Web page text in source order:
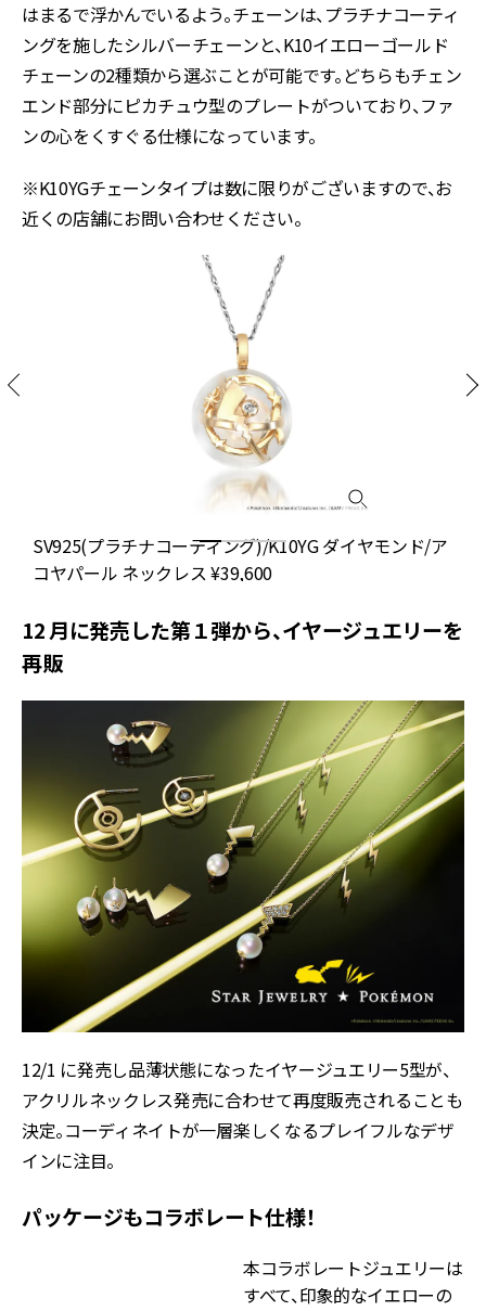
はまるで浮かんでいるよう。チェーンは、プラチナコーティ
ングを施したシルバーチェーンと、K10イエローゴールド
チェーンの2種類から選ぶことが可能です。どちらもチェン
エンド部分にピカチュウ型のプレートがついており、ファ
ンの心をくすぐる仕様になっています。
※K10YGチェーンタイプは数に限りがございますので、お
近くの店舗にお問い合わせください。
SV925(プラチナコーティング)/K10YG ダイヤモンド/ア
コヤパール ネックレス ¥39,600
12 月に発売した第１弾から、イヤージュエリーを
再販
12/1 に発売し品薄状態になったイヤージュエリー5型が、
アクリルネックレス発売に合わせて再度販売されることも
決定。コーディネイトが一層楽しくなるプレイフルなデザ
インに注目。
パッケージもコラボレート仕様！
本コラボレートジュエリーは
すべて、印象的なイエローの